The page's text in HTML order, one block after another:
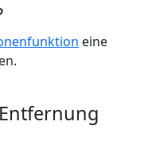
eine